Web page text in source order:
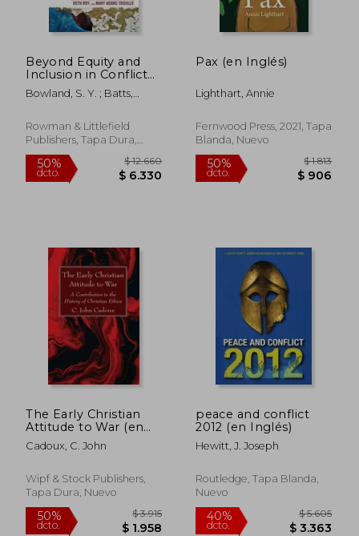
Beyond Equity and
Inclusion in Conflict
Resolution:
Recentering the
Bowland, S. Y. ; Batts,
Rowman & Littlefield
Publishers, Tapa Dura,
Nuevo
Pax (en Inglés)
Lighthart, Annie
Fernwood Press, 2021, Tapa
Blanda, Nuevo
The Early Christian
Attitude to War (en
Inglés)
Cadoux, C. John
Wipf & Stock Publishers,
Tapa Dura, Nuevo
peace and conflict
2012 (en Inglés)
Hewitt, J. Joseph
Routledge, Tapa Blanda,
Nuevo